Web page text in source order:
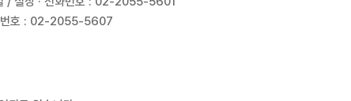
번호 : 02-2055-5607